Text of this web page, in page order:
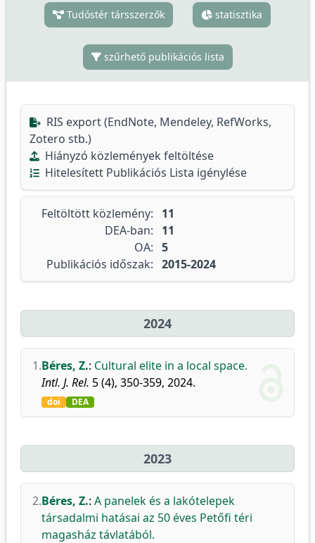
Tudóstér társszerzők statisztika
szűrhető publikációs lista
RIS export (EndNote, Mendeley, RefWorks,
Zotero stb.)
Hiányzó közlemények feltöltése
Hitelesített Publikációs Lista igénylése
Feltöltött közlemény:
11
DEA-ban:
11
OA: 5
Publikációs időszak: 2015-2024
2024
1.Béres, Z.: Cultural elite in a local space.
Intl. J. Rel. 5 (4), 350-359, 2024.
doi DEA
2023
2.Béres, Z.: A panelek és a lakótelepek
társadalmi hatásai az 50 éves Petőfi téri
magasház távlatából.